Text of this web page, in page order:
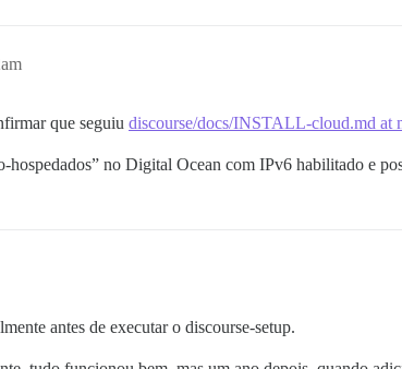
que seguiu discourse/docs/INSTALL-cloud.md at
hospedados” no Digital Ocean com IPv6 habilitado e
antes de executar o discourse-setup.